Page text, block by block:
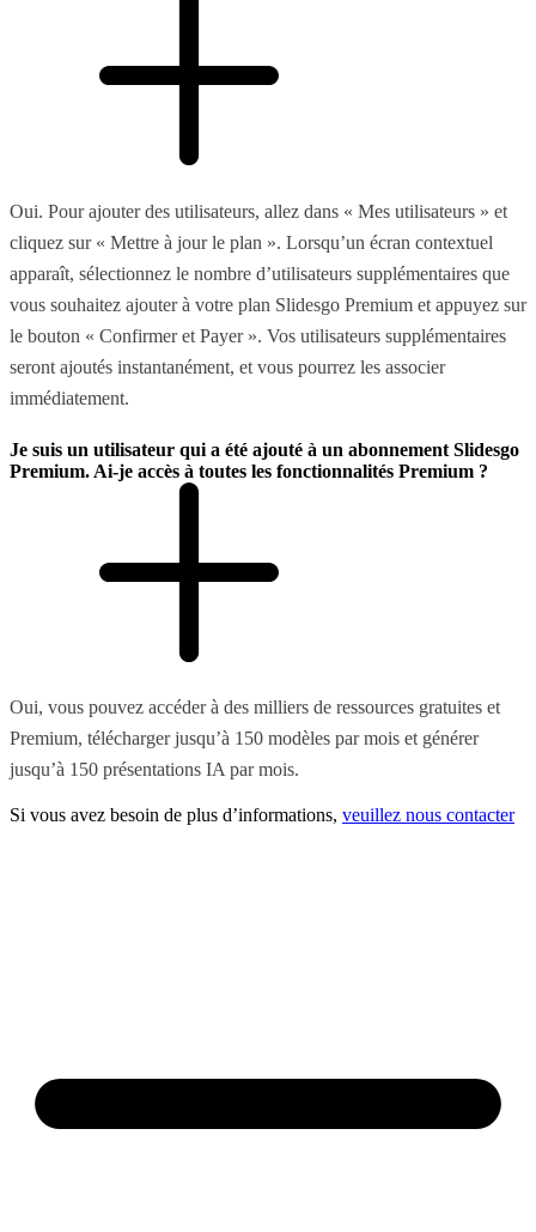
Oui. Pour ajouter des utilisateurs, allez dans « Mes utilisateurs » et
cliquez sur « Mettre à jour le plan ». Lorsqu’un écran contextuel
apparaît, sélectionnez le nombre d’utilisateurs supplémentaires que
vous souhaitez ajouter à votre plan Slidesgo Premium et appuyez sur
le bouton « Confirmer et Payer ». Vos utilisateurs supplémentaires
seront ajoutés instantanément, et vous pourrez les associer
immédiatement.
Je suis un utilisateur qui a été ajouté à un abonnement Slidesgo
Premium. Ai-je accès à toutes les fonctionnalités Premium ?
Oui, vous pouvez accéder à des milliers de ressources gratuites et
Premium, télécharger jusqu’à 150 modèles par mois et générer
jusqu’à 150 présentations IA par mois.
Si vous avez besoin de plus d’informations, veuillez nous contacter